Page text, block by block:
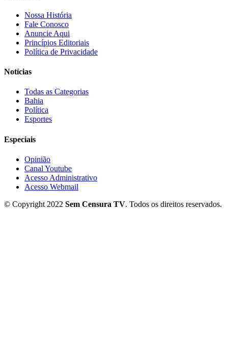
Nossa História
Fale Conosco
Anuncie Aqui
Princípios Editoriais
Política de Privacidade
Notícias
Todas as Categorias
Bahia
Política
Esportes
Especiais
Opinião
Canal Youtube
Acesso Administrativo
Acesso Webmail
© Copyright 2022 Sem Censura TV. Todos os direitos reservados.